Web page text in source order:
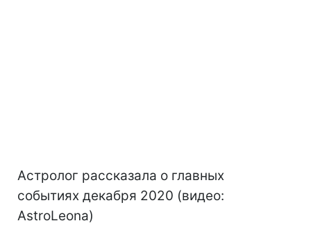
Астролог рассказала о главных
событиях декабря 2020 (видео:
AstroLeona)